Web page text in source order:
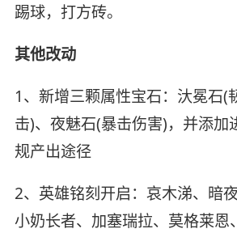
踢球，打方砖。
其他改动
1、新增三颗属性宝石：汏冕石(
击)、夜魅石(暴击伤害)，并添加
规产出途径
2、英雄铭刻开启：哀木涕、暗
小奶长者、加塞瑞拉、莫格莱恩